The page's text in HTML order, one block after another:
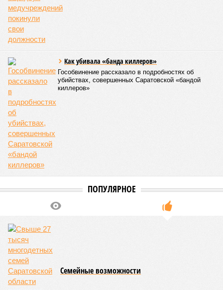
Как убивала «банда киллеров»
Гособвинение рассказало в подробностях об
убийствах, совершенных Саратовской «бандой
киллеров»
ПОПУЛЯРНОЕ
Семейные возможности